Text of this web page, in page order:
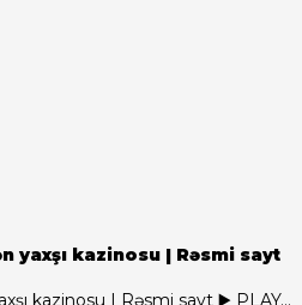
yaxşı kazinosu | Rəsmi sayt